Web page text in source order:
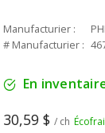
Manufacturier :
# Manufacturier :
En
30,59 $ / ch